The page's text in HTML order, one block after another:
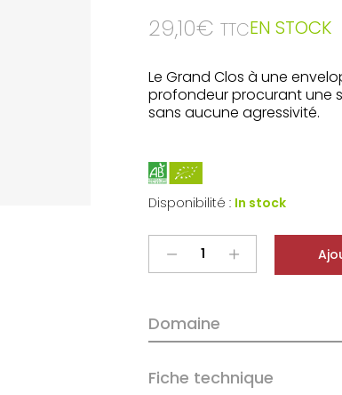
29,10€ TTCEN STOCK
Le Grand Clos à une
profondeur procurant une
sans aucune agressivité.
Disponibilité : In stock
Montlouis
sur
Sec
Domaine
Fiche technique